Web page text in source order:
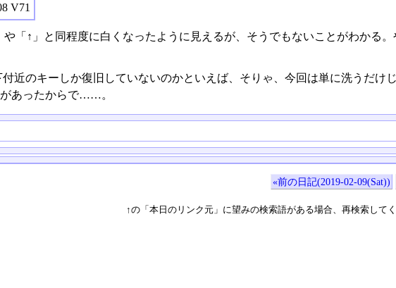
V71
や「↑」と同程度に白くなったように見えるが、そうでもないことがわかる。
近のキーしか復旧していないのかといえば、そりゃ、今回は単に洗うだけ
あったからで……。
«前の日記(2019-02-09(Sat))
↑の「本日のリンク元」に望みの検索語がある場合、再検索して